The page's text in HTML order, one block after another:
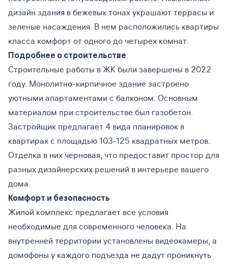
дизайн здания в бежевых тонах украшают террасы и
зеленые насаждения. В нем расположились квартиры
класса комфорт от одного до четырех комнат.
Подробнее о строительстве
Строительные работы в ЖК были завершены в 2022
году. Монолитно-кирпичное здание застроено
уютными апартаментами с балконом. Основным
материалом при строительстве был газобетон.
Застройщик предлагает 4 вида планировок в
квартирах с площадью 103-125 квадратных метров.
Отделка в них черновая, что предоставит простор для
разных дизайнерских решений в интерьере вашего
дома.
Комфорт и безопасность
Жилой комплекс предлагает все условия
необходимые для современного человека. На
внутренней территории установлены видеокамеры, а
домофоны у каждого подъезда не дадут проникнуть